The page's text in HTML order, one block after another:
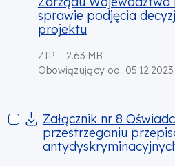
sprawie podjęcia
projektu
ZIP
2.63 MB
Obowiązujący od 05.12.2023
Załącznik nr 8 Oświadczenie
Załącznik nr 8
przestrzeganiu